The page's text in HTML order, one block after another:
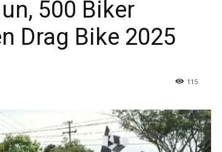
500 Biker
Drag Bike 2025
115